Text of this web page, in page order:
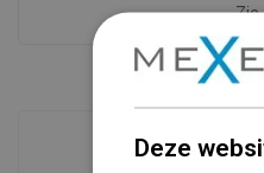
Zie
Deze